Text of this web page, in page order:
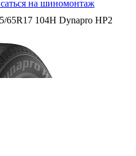
на шиномонтаж
65R17 104H Dynapro HP2